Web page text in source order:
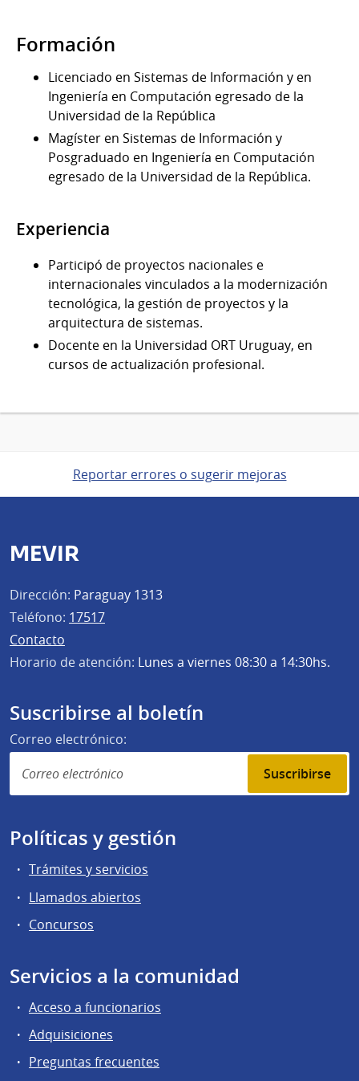
Formación
Licenciado en Sistemas de Información y en
Ingeniería en Computación egresado de la
Universidad de la República
Magíster en Sistemas de Información y
Posgraduado en Ingeniería en Computación
egresado de la Universidad de la República.
Experiencia
Participó de proyectos nacionales e
internacionales vinculados a la modernización
tecnológica, la gestión de proyectos y la
arquitectura de sistemas.
Docente en la Universidad ORT Uruguay, en
cursos de actualización profesional.
Reportar errores o sugerir mejoras
MEVIR
Dirección: Paraguay 1313
Teléfono: 17517
Contacto
Horario de atención: Lunes a viernes 08:30 a 14:30hs.
Suscribirse al boletín
Correo electrónico:
Suscribirse
Políticas y gestión
Trámites y servicios
Llamados abiertos
Concursos
Servicios a la comunidad
Acceso a funcionarios
Adquisiciones
Preguntas frecuentes